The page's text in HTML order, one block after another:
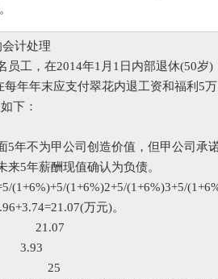
计处理
工，在2014年1月1日内部退休(50岁)
每年年末应支付翠花内退工资和福利5
下：
不为甲公司创造价值，但甲公司承
来5年薪酬现值确认为负债。
(1+6%)2+5/(1+6%)3+5/
万元)。
21.07
3.93
酬 25